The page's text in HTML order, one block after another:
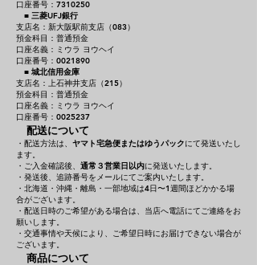
口座番号：7310250
■ 三菱UFJ銀行
支店名：新大阪駅前支店（083）
預金科目：普通預金
口座名義：ミウラ ヨウヘイ
口座番号：0021890
■ 城北信用金庫
支店名：上石神井支店（215）
預金科目：普通預金
口座名義：ミウラ ヨウヘイ
口座番号：0025237
配送について
・配送方法は、 ヤマト宅急便またはゆうパックにて発送いたし
ます。
・ご入金確認後、 通常３営業日以内に発送いたします。
・発送後、追跡番号をメールにてご案内いたします。
・北海道・沖縄・離島・一部地域は4日〜1週間ほどかかる場
合がございます。
・配送日時のご希望がある場合は、当店へ電話にてご連絡をお
願いします。
・交通事情や天候により、ご希望日時にお届けできない場合が
ございます。
商品について